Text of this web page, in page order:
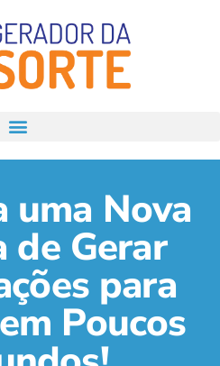
uma Nova
de Gerar
para
Poucos